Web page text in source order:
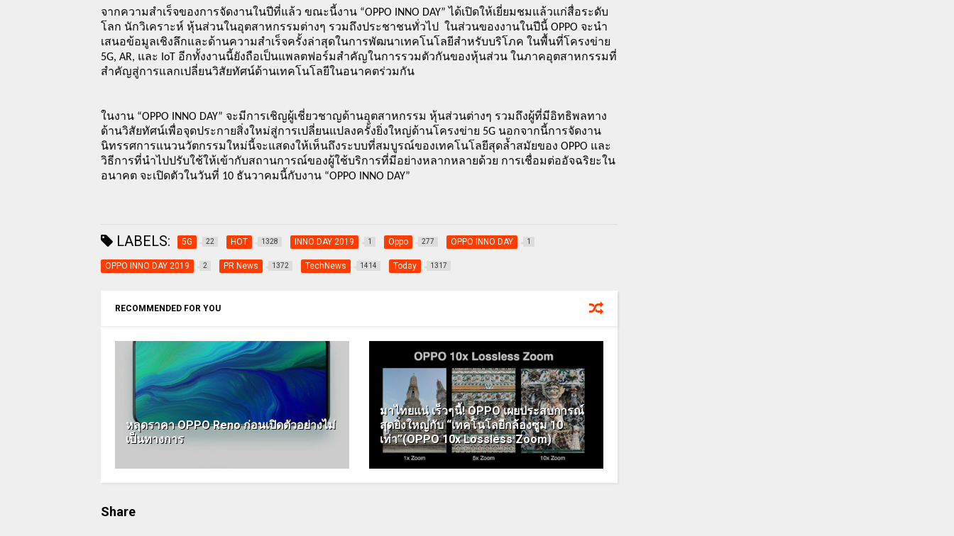
จากความสำเร็จของการจัดงานในปีที่แล้ว ขณะนี้งาน “OPPO INNO DAY” ได้เปิดให้เยี่ยมชมแล้วแก่สื่อระดับ
โลก นักวิเคราะห์ หุ้นส่วนในอุตสาหกรรมต่างๆ รวมถึงประชาชนทั่วไป  ในส่วนของงานในปีนี้ OPPO จะนำ
เสนอข้อมูลเชิงลึกและด้านความสำเร็จครั้งล่าสุดในการพัฒนาเทคโนโลยีสำหรับบริโภค ในพื้นที่โครงข่าย
5G, AR, และ IoT อีกทั้งงานนี้ยังถือเป็นแพลตฟอร์มสำคัญในการรวมตัวกันของหุ้นส่วน ในภาคอุตสาหกรรมที่
สำคัญสู่การแลกเปลี่ยนวิสัยทัศน์ด้านเทคโนโลยีในอนาคตร่วมกัน
ในงาน “OPPO INNO DAY” จะมีการเชิญผู้เชี่ยวชาญด้านอุตสาหกรรม หุ้นส่วนต่างๆ รวมถึงผู้ที่มีอิทธิพลทาง
ด้านวิสัยทัศน์เพื่อจุดประกายสิ่งใหม่สู่การเปลี่ยนแปลงครั้งยิ่งใหญ่ด้านโครงข่าย 5G นอกจากนี้การจัดงาน
นิทรรศการแนวนวัตกรรมใหม่นี้จะแสดงให้เห็นถึงระบบที่สมบูรณ์ของเทคโนโลยีสุดล้ำสมัยของ OPPO และ
วิธีการที่นำไปปรับใช้ให้เข้ากับสถานการณ์ของผู้ใช้บริการที่มีอย่างหลากหลายด้วย การเชื่อมต่ออัจฉริยะใน
อนาคต จะเปิดตัวในวันที่ 10 ธันวาคมนี้กับงาน “OPPO INNO DAY”
LABELS: 5G 22 HOT 1328 INNO DAY 2019 1 Oppo 277 OPPO INNO DAY 1
OPPO INNO DAY 2019 2 PR News 1372 TechNews 1414 Today 1317
RECOMMENDED FOR YOU
หลุดราคา OPPO Reno ก่อนเปิดตัวอย่างไม่
เป็นทางการ
มาไทยแน่ เร็วๆนี้! OPPO เผยประสบการณ์
สุดยิ่งใหญ่กับ “เทคโนโลยีกล้องซูม 10
เท่า”(OPPO 10x Lossless Zoom)
Share